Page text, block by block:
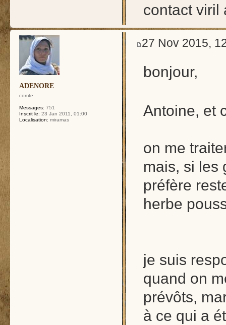
contact viril
ADENORE
comte
Messages: 751
Inscrit le: 23 Jan 2011, 01:00
Localisation: miramas
27 Nov 2015,
bonjour,
Antoine, et
on me
mais, si les
préfère
herbe
je suis
quand on
prévôts,
à ce qui a